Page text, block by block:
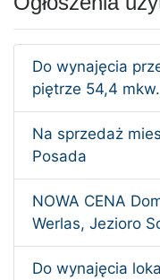
Do wynajęcia
piętrze 54,4
Na sprzedaż
Posada
NOWA CENA
Werlas, Jezioro
Do wynajęcia